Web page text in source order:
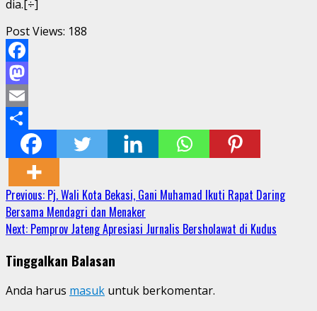
dia.[÷]
Post Views: 188
Facebook
Mastodon
Email
Share
Continue
Reading
Previous: Pj. Wali Kota Bekasi, Gani Muhamad Ikuti Rapat Daring
Bersama Mendagri dan Menaker
Next: Pemprov Jateng Apresiasi Jurnalis Bersholawat di Kudus
Tinggalkan Balasan
Anda harus masuk untuk berkomentar.